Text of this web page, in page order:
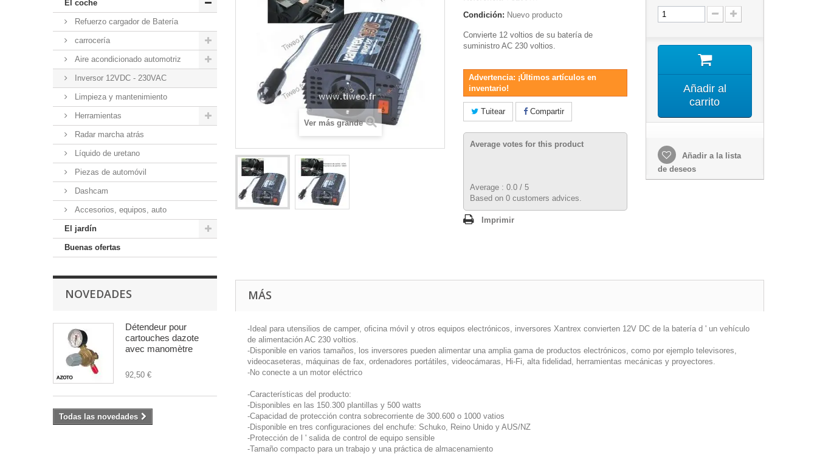
El coche
Refuerzo cargador de Batería
carrocería
Aire acondicionado automotriz
Inversor 12VDC - 230VAC
Limpieza y mantenimiento
Herramientas
Radar marcha atrás
Líquido de uretano
Piezas de automóvil
Dashcam
Accesorios, equipos, auto
El jardín
Buenas ofertas
NOVEDADES
Détendeur pour
cartouches dazote
avec manomètre
92,50 €
Todas las novedades
Ver más grande
Condición: Nuevo producto
Convierte 12 voltios de su batería de
suministro AC 230 voltios.
Advertencia: ¡Últimos artículos en
inventario!
Tuitear Compartir
Average votes for this product
Average : 0.0 / 5
Based on 0 customers advices.
Imprimir
Añadir al
carrito
Añadir a la lista
de deseos
MÁS
-Ideal para utensilios de camper, oficina móvil y otros equipos electrónicos, inversores Xantrex convierten 12V DC de la batería d ' un vehículo
de alimentación AC 230 voltios.
-Disponible en varios tamaños, los inversores pueden alimentar una amplia gama de productos electrónicos, como por ejemplo televisores,
videocaseteras, máquinas de fax, ordenadores portátiles, videocámaras, Hi-Fi, alta fidelidad, herramientas mecánicas y proyectores.
-No conecte a un motor eléctrico
-Características del producto:
-Disponibles en las 150.300 plantillas y 500 watts
-Capacidad de protección contra sobrecorriente de 300.600 o 1000 vatios
-Disponible en tres configuraciones del enchufe: Schuko, Reino Unido y AUS/NZ
-Protección de l ' salida de control de equipo sensible
-Tamaño compacto para un trabajo y una práctica de almacenamiento